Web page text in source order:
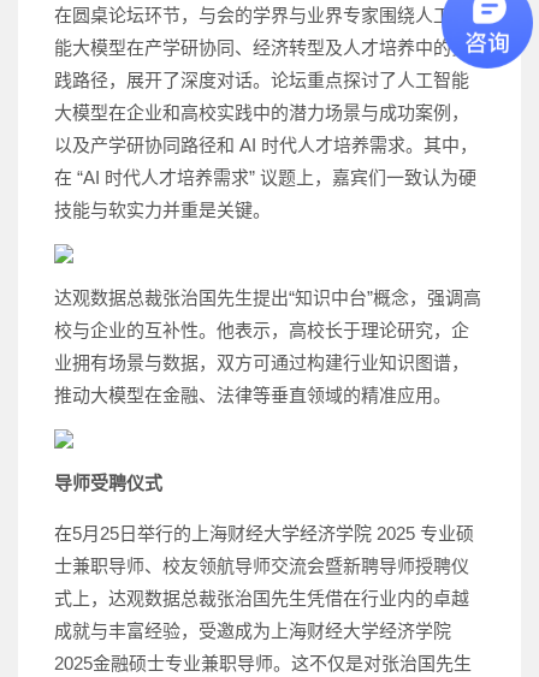
在圆桌论坛环节，与会的学界与业界专家围绕人工智
能大模型在产学研协同、经济转型及人才培养中的实
践路径，展开了深度对话。论坛重点探讨了人工智能
大模型在企业和高校实践中的潜力场景与成功案例，
以及产学研协同路径和 AI 时代人才培养需求。其中，
在 “AI 时代人才培养需求” 议题上，嘉宾们一致认为硬
技能与软实力并重是关键。
达观数据总裁张治国先生提出“知识中台”概念，强调高
校与企业的互补性。他表示，高校长于理论研究，企
业拥有场景与数据，双方可通过构建行业知识图谱，
推动大模型在金融、法律等垂直领域的精准应用。
导师受聘仪式
在5月25日举行的上海财经大学经济学院 2025 专业硕
士兼职导师、校友领航导师交流会暨新聘导师授聘仪
式上，达观数据总裁张治国先生凭借在行业内的卓越
成就与丰富经验，受邀成为上海财经大学经济学院
2025金融硕士专业兼职导师。这不仅是对张治国先生